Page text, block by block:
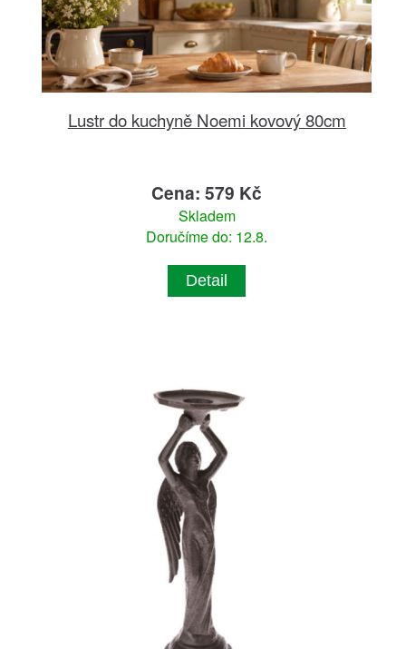
Lustr do kuchyně Noemi kovový 80cm
Cena: 579 Kč
Skladem
Doručíme do: 12.8.
Detail